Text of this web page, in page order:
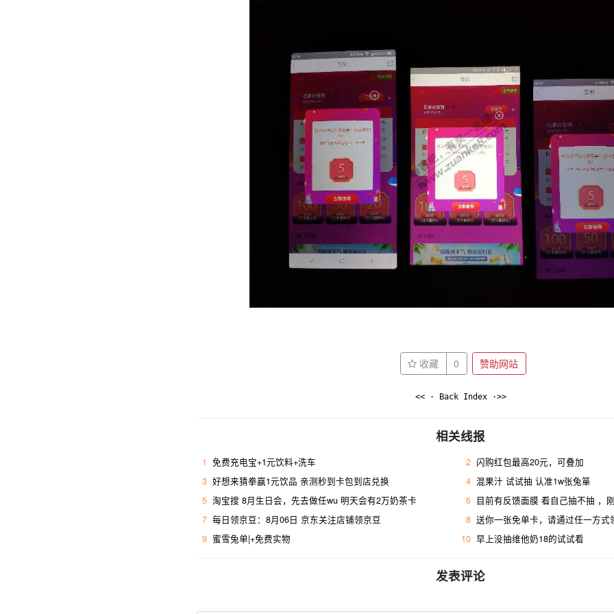
收藏 0 赞助网站
<< · Back Index ·>>
相关线报
1 免费充电宝+1元饮料+洗车 2 闪购红包最高20元，可叠加
3 好想来猜拳赢1元饮品 亲测秒到卡包到店兑换 4 混果汁 试试抽 认准1w张兔箪
5 淘宝搜 8月生日会，先去做任wu 明天会有2万奶茶卡 6 目前有反馈面膜 看自己抽不抽 ，
7 每日领京豆：8月06日 京东关注店铺领京豆 8 送你一张免单卡，请通过任一方式
9 蜜雪兔单|+免费实物 10 早上没抽维他奶18的试试看
发表评论